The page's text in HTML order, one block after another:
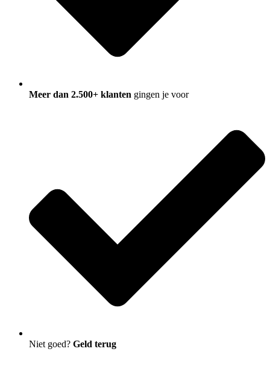
Meer dan 2.500+ klanten gingen je voor
Niet goed? Geld terug